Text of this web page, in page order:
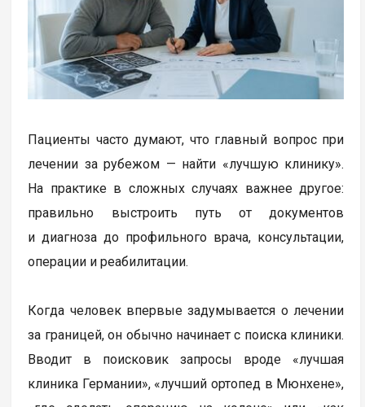
Пациенты часто думают, что главный вопрос при
лечении за рубежом — найти «лучшую клинику».
На практике в сложных случаях важнее другое:
правильно выстроить путь от документов
и диагноза до профильного врача, консультации,
операции и реабилитации.
Когда человек впервые задумывается о лечении
за границей, он обычно начинает с поиска клиники.
Вводит в поисковик запросы вроде «лучшая
клиника Германии», «лучший ортопед в Мюнхене»,